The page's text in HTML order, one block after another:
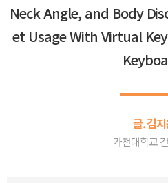
Neck Angle, and Body
et Usage With Virtual
글. 김
가천대학교